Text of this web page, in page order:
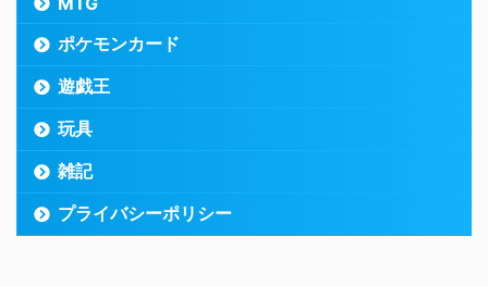
ポケモンカード
遊戯王
玩具
雑記
プライバシーポリシー